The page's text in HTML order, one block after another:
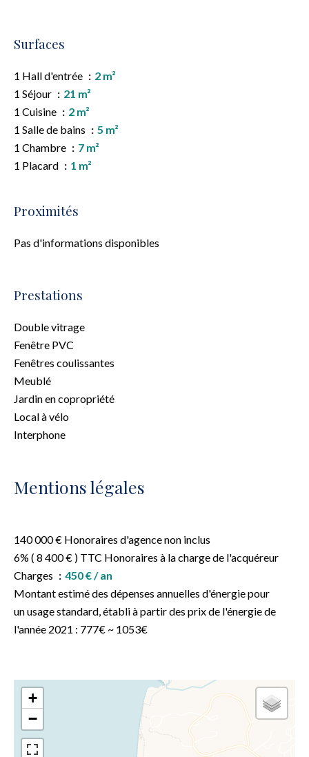
Surfaces
1 Hall d'entrée
2 m²
1 Séjour
21 m²
1 Cuisine
2 m²
1 Salle de bains
5 m²
1 Chambre
7 m²
1 Placard
1 m²
Proximités
Pas d'informations disponibles
Prestations
Double vitrage
Fenêtre PVC
Fenêtres coulissantes
Meublé
Jardin en copropriété
Local à vélo
Interphone
Mentions légales
140 000 € Honoraires d'agence non inclus
6% ( 8 400 € ) TTC Honoraires à la charge de l'acquéreur
Charges
450 € / an
Montant estimé des dépenses annuelles d'énergie pour
un usage standard, établi à partir des prix de l'énergie de
l'année 2021 : 777€ ~ 1053€
+
−